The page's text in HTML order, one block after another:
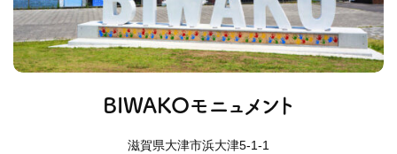
BIWAKOモニュメント
滋賀県大津市浜大津5-1-1